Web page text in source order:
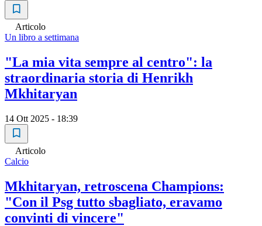
Articolo
Un libro a settimana
"La mia vita sempre al centro": la
straordinaria storia di Henrikh
Mkhitaryan
14 Ott 2025 - 18:39
Articolo
Calcio
Mkhitaryan, retroscena Champions:
"Con il Psg tutto sbagliato, eravamo
convinti di vincere"